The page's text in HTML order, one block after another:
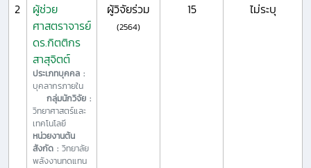
2
ผู้ช่วย
ศาสตราจารย์
ดร.กิตติกร
สาสุจิตต์
ประเภทบุคคล :
บุคลากรภายใน
กลุ่มนักวิจัย :
วิทยาศาสตร์และ
เทคโนโลยี
หน่วยงานต้น
สังกัด : วิทยาลัย
พลังงานทดแทน
ผู้วิจัยร่วม
(2564)
15 ไม่ระบุ